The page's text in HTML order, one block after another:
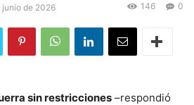
junio de 2026 0
146
sin restricciones –respondió